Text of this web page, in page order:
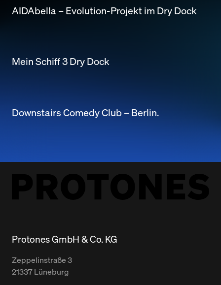
AIDAbella – Evolution-Projekt im Dry Dock
Mein Schiff 3 Dry Dock
Downstairs Comedy Club – Berlin.
Protones GmbH & Co. KG
Zeppelinstraße3
21337Lüneburg